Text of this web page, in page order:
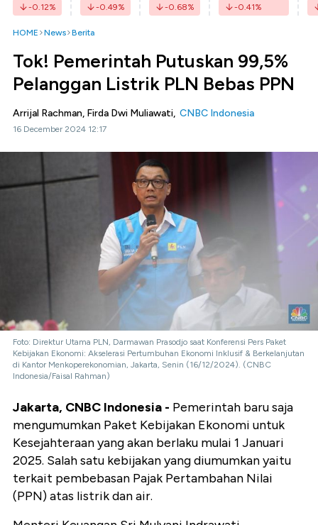
-0.12% -0.49% -0.68% -0.41%
HOME News Berita
Tok! Pemerintah Putuskan 99,5%
Pelanggan Listrik PLN Bebas PPN
Arrijal Rachman, Firda Dwi Muliawati, CNBC Indonesia
16 December 2024 12:17
Foto: Direktur Utama PLN, Darmawan Prasodjo saat Konferensi Pers Paket
Kebijakan Ekonomi: Akselerasi Pertumbuhan Ekonomi Inklusif & Berkelanjutan
di Kantor Menkoperekonomian, Jakarta, Senin (16/12/2024). (CNBC
Indonesia/Faisal Rahman)
Jakarta, CNBC Indonesia - Pemerintah baru saja
mengumumkan Paket Kebijakan Ekonomi untuk
Kesejahteraan yang akan berlaku mulai 1 Januari
2025. Salah satu kebijakan yang diumumkan yaitu
terkait pembebasan Pajak Pertambahan Nilai
(PPN) atas listrik dan air.